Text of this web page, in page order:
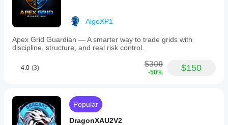
AlgoXP1
Apex Grid Guardian — A smarter way to trade grids with
discipline, structure, and real risk control.
4.0 (3) $300
-50% $150
Popular
DragonXAU2V2